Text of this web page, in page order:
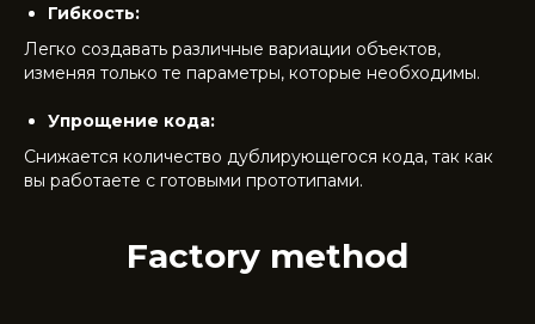
Гибкость:
Легко создавать различные вариации объектов,
изменяя только те параметры, которые необходимы.
Упрощение кода:
Снижается количество дублирующегося кода, так как
вы работаете с готовыми прототипами.
Factory method